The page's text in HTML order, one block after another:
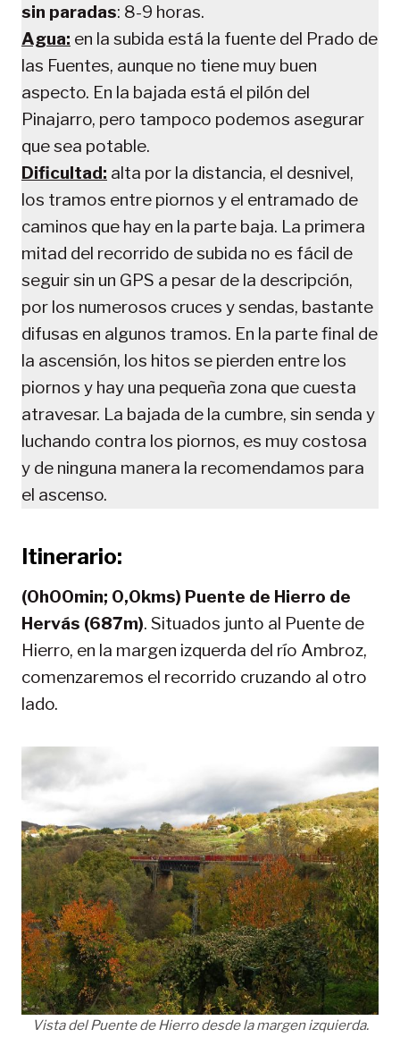
sin paradas: 8-9 horas.
Agua: en la subida está la fuente del Prado de
las Fuentes, aunque no tiene muy buen
aspecto. En la bajada está el pilón del
Pinajarro, pero tampoco podemos asegurar
que sea potable.
Dificultad: alta por la distancia, el desnivel,
los tramos entre piornos y el entramado de
caminos que hay en la parte baja. La primera
mitad del recorrido de subida no es fácil de
seguir sin un GPS a pesar de la descripción,
por los numerosos cruces y sendas, bastante
difusas en algunos tramos. En la parte final de
la ascensión, los hitos se pierden entre los
piornos y hay una pequeña zona que cuesta
atravesar. La bajada de la cumbre, sin senda y
luchando contra los piornos, es muy costosa
y de ninguna manera la recomendamos para
el ascenso.
Itinerario:
(0h00min; 0,0kms) Puente de Hierro de
Hervás (687m). Situados junto al Puente de
Hierro, en la margen izquerda del río Ambroz,
comenzaremos el recorrido cruzando al otro
lado.
Vista del Puente de Hierro desde la margen izquierda.